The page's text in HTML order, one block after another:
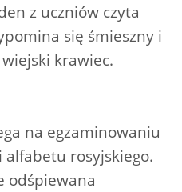
z uczniów czyta
się śmieszny i
krawiec.
na egzaminowaniu
alfabetu rosyjskiego.
odśpiewana